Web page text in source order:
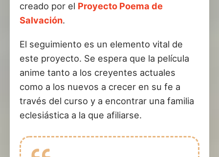
creado por el Proyecto Poema de
Salvación.
El seguimiento es un elemento vital de
este proyecto. Se espera que la película
anime tanto a los creyentes actuales
como a los nuevos a crecer en su fe a
través del curso y a encontrar una familia
eclesiástica a la que afiliarse.